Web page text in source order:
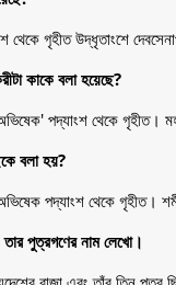
গৃহীত উদ্ধৃতাংশে
কাকে বলা হয়েছে?
পদ্যাংশ থেকে গৃহীত।
বলা হয়?
পদ্যাংশ থেকে গৃহীত।
পুত্রগণের নাম লেখো।